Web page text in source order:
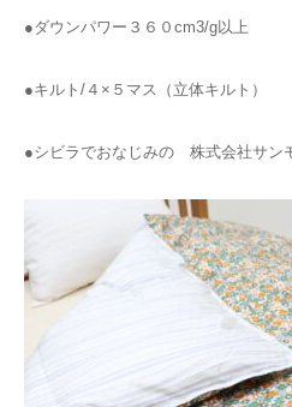
●ダウンパワー３６０cm3/g以上
●キルト/４×５マス（立体キルト）
●シビラでおなじみの 株式会社サン